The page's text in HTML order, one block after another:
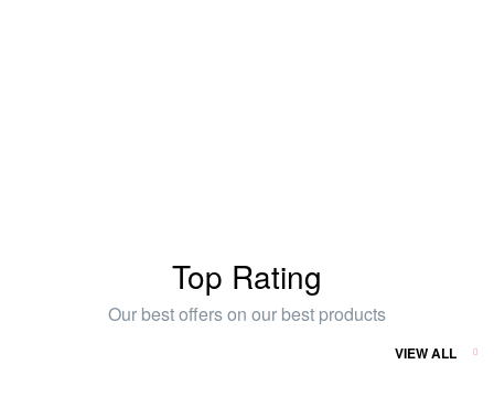
Top Rating
Our best offers on our best products
VIEW ALL